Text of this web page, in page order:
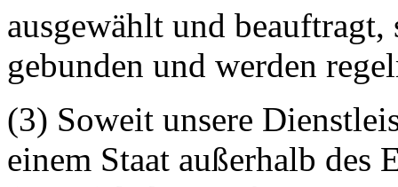
ausgewählt und beauftragt,
gebunden und werden
(3) Soweit unsere
einem Staat außerhalb des